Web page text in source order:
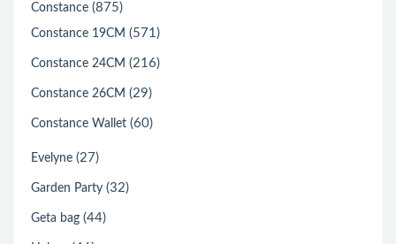
Constance (875)
Constance 19CM (571)
Constance 24CM (216)
Constance 26CM (29)
Constance Wallet (60)
Evelyne (27)
Garden Party (32)
Geta bag (44)